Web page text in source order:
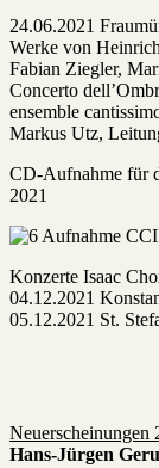
24.06.2021
Werke von
Fabian Ziegler,
Concerto
ensemble
Markus Utz,
CD-Aufnahme für
2021
Konzerte Isaac
04.12.2021
05.12.2021 St.
Neuerscheinungen
Hans-Jürgen